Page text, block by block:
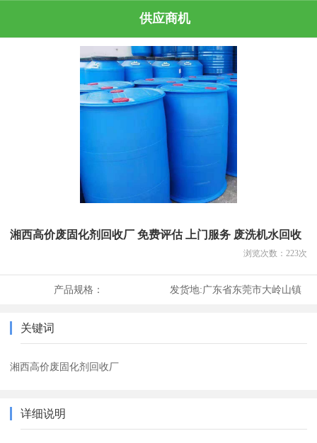
供应商机
湘西高价废固化剂回收厂 免费评估 上门服务 废洗机水回收
浏览次数： 223次
产品规格： 发货地:广东省东莞市大岭山镇
关键词
湘西高价废固化剂回收厂
详细说明